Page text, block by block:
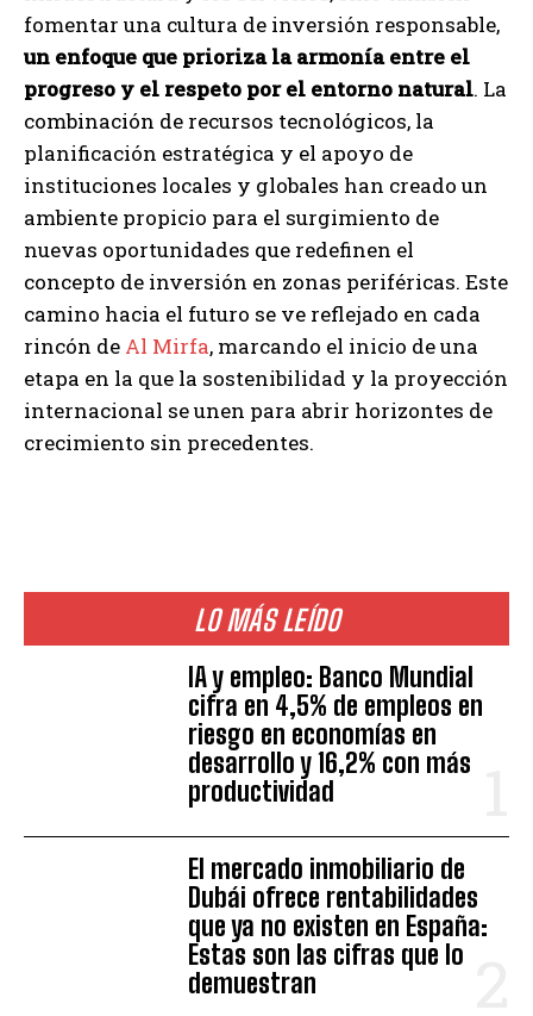
LO MÁS LEÍDO
IA y empleo: Banco Mundial
cifra en 4,5% de empleos en
riesgo en economías en
desarrollo y 16,2% con más
productividad
El mercado inmobiliario de
Dubái ofrece rentabilidades
que ya no existen en España:
Estas son las cifras que lo
demuestran
fomentar una cultura de inversión responsable,
un enfoque que prioriza la armonía entre el
progreso y el respeto por el entorno natural. La
combinación de recursos tecnológicos, la
planificación estratégica y el apoyo de
instituciones locales y globales han creado un
ambiente propicio para el surgimiento de
nuevas oportunidades que redefinen el
concepto de inversión en zonas periféricas. Este
camino hacia el futuro se ve reflejado en cada
rincón de Al Mirfa, marcando el inicio de una
etapa en la que la sostenibilidad y la proyección
internacional se unen para abrir horizontes de
crecimiento sin precedentes.